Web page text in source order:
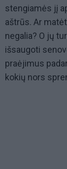
stengiamės jį
aštrūs. Ar
negalia? O jų
išsaugoti
praėjimus
kokių nors